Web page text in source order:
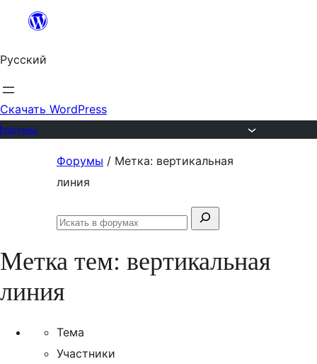
Перейти
содержимому
Русский
Скачать WordPress
Форумы / Метка: вертикальная
линия
Поиск:
Искать
Метка тем: вертикальная
линия
Тема
Участники